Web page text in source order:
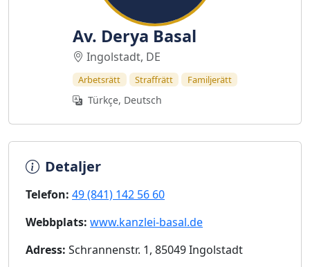
Av. Derya Basal
Ingolstadt, DE
Arbetsrätt Straffrätt Familjerätt
Türkçe, Deutsch
Detaljer
Telefon: 49 (841) 142 56 60
Webbplats: www.kanzlei-basal.de
Adress: Schrannenstr. 1, 85049 Ingolstadt